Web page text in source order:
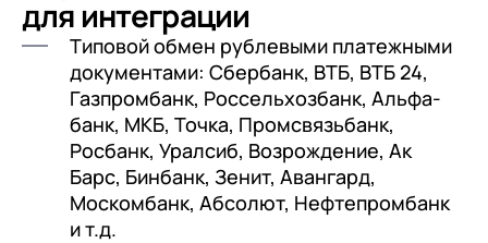
для интеграции
Типовой обмен рублевыми платежными
документами: Сбербанк, ВТБ, ВТБ 24,
Газпромбанк, Россельхозбанк, Альфа-
банк, МКБ, Точка, Промсвязьбанк,
Росбанк, Уралсиб, Возрождение, Ак
Барс, Бинбанк, Зенит, Авангард,
Москомбанк, Абсолют, Нефтепромбанк
и т.д.